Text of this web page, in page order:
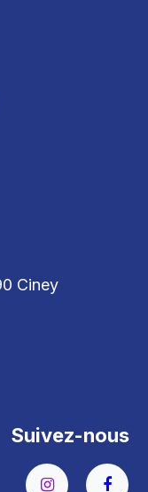
Ciney
Suivez-nous